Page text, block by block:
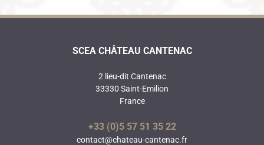
SCEA CHÂTEAU CANTENAC
2 lieu-dit Cantenac
33330 Saint-Emilion
France
+33 (0)5 57 51 35 22
contact@chateau-cantenac.fr